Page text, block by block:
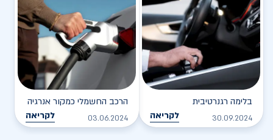
בלימה רגנרטיבית
30.09.2024 לקריאה
הרכב החשמלי כמקור אנרגיה
03.06.2024 לקריאה